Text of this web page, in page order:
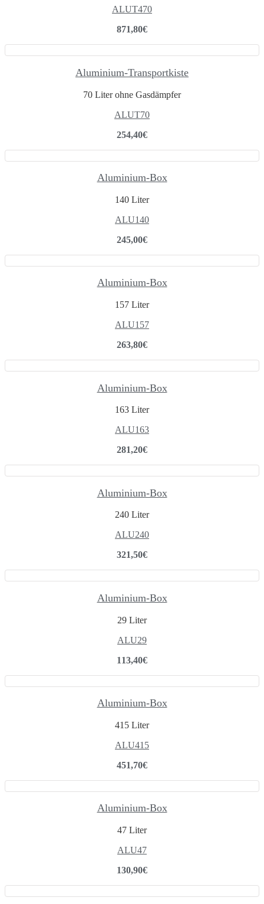
ALUT470
871,80€
Aluminium-Transportkiste
70 Liter ohne Gasdämpfer
ALUT70
254,40€
Aluminium-Box
140 Liter
ALU140
245,00€
Aluminium-Box
157 Liter
ALU157
263,80€
Aluminium-Box
163 Liter
ALU163
281,20€
Aluminium-Box
240 Liter
ALU240
321,50€
Aluminium-Box
29 Liter
ALU29
113,40€
Aluminium-Box
415 Liter
ALU415
451,70€
Aluminium-Box
47 Liter
ALU47
130,90€